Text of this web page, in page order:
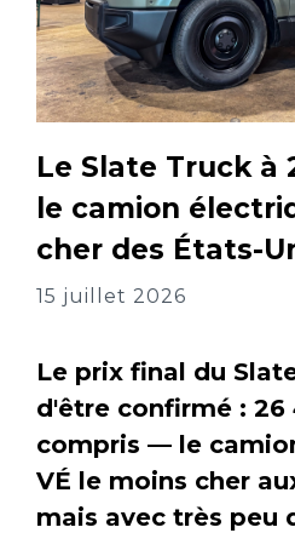
Le Slate Truck à
le camion
cher des États-
15 juillet 2026
Le prix final du
d'être confirmé :
compris — le
VÉ le moins cher
mais avec très peu